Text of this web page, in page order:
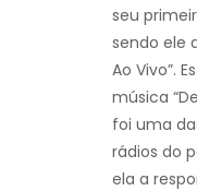
seu
sendo ele
Ao Vivo”.
música
foi uma
rádios do
ela a